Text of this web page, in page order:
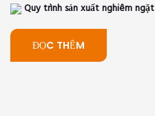
Quy trình sản xuất nghiêm ngặt
ĐỌC THÊM